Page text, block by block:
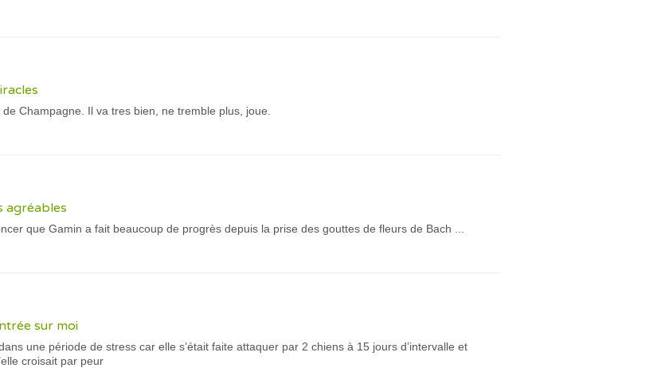
Champagne. Il va tres bien, ne tremble plus, joue.
agréables
que Gamin a fait beaucoup de progrès depuis la prise des gouttes de fleurs de Bach ...
sur moi
une période de stress car elle s’était faite attaquer par 2 chiens à 15 jours d’intervalle et
croisait par peur